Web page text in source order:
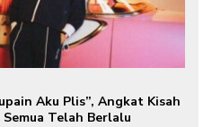
Aku Plis”, Angkat Kisah
Telah Berlalu